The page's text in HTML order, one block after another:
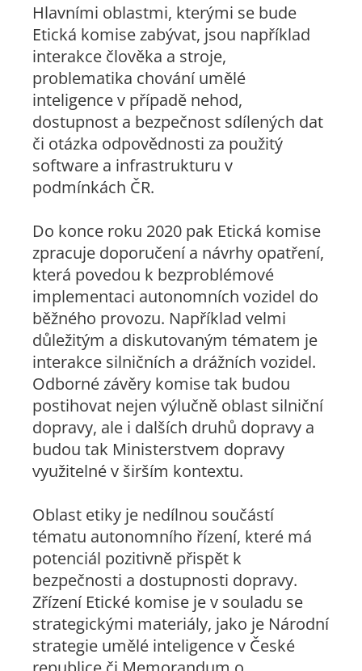
Hlavními oblastmi, kterými se bude
Etická komise zabývat, jsou například
interakce člověka a stroje,
problematika chování umělé
inteligence v případě nehod,
dostupnost a bezpečnost sdílených dat
či otázka odpovědnosti za použitý
software a infrastrukturu v
podmínkách ČR.
Do konce roku 2020 pak Etická komise
zpracuje doporučení a návrhy opatření,
která povedou k bezproblémové
implementaci autonomních vozidel do
běžného provozu. Například velmi
důležitým a diskutovaným tématem je
interakce silničních a drážních vozidel.
Odborné závěry komise tak budou
postihovat nejen výlučně oblast silniční
dopravy, ale i dalších druhů dopravy a
budou tak Ministerstvem dopravy
využitelné v širším kontextu.
Oblast etiky je nedílnou součástí
tématu autonomního řízení, které má
potenciál pozitivně přispět k
bezpečnosti a dostupnosti dopravy.
Zřízení Etické komise je v souladu se
strategickými materiály, jako je Národní
strategie umělé inteligence v České